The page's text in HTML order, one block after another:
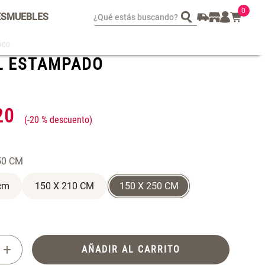
MUEBLES ¿Qué estás buscando? 0
ESTAMPADO
-20 %
CM
150 X 210 CM 150 X 250 CM
+ AÑADIR AL CARRITO
Plegable Led con
Set 4 Esponjas de